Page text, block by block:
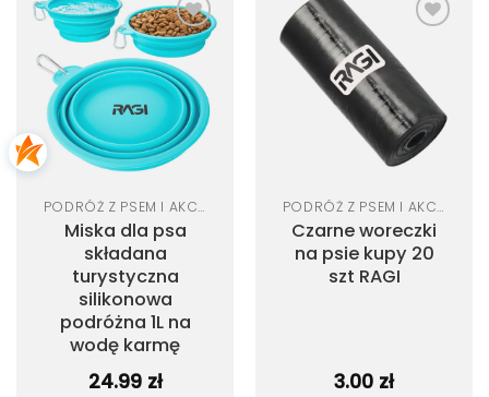
Dodaj
do
listy
życzeń
PODRÓŻ Z PSEM I AKCESORIA SAMOCHODOWE
Miska dla psa
składana
turystyczna
silikonowa
podróżna 1L na
wodę karmę
24.99 zł
listy
życzeń
PODRÓŻ Z PSEM I AKCESORIA SAMOCHODOWE
Czarne woreczki
na psie kupy 20
szt RAGI
3.00 zł